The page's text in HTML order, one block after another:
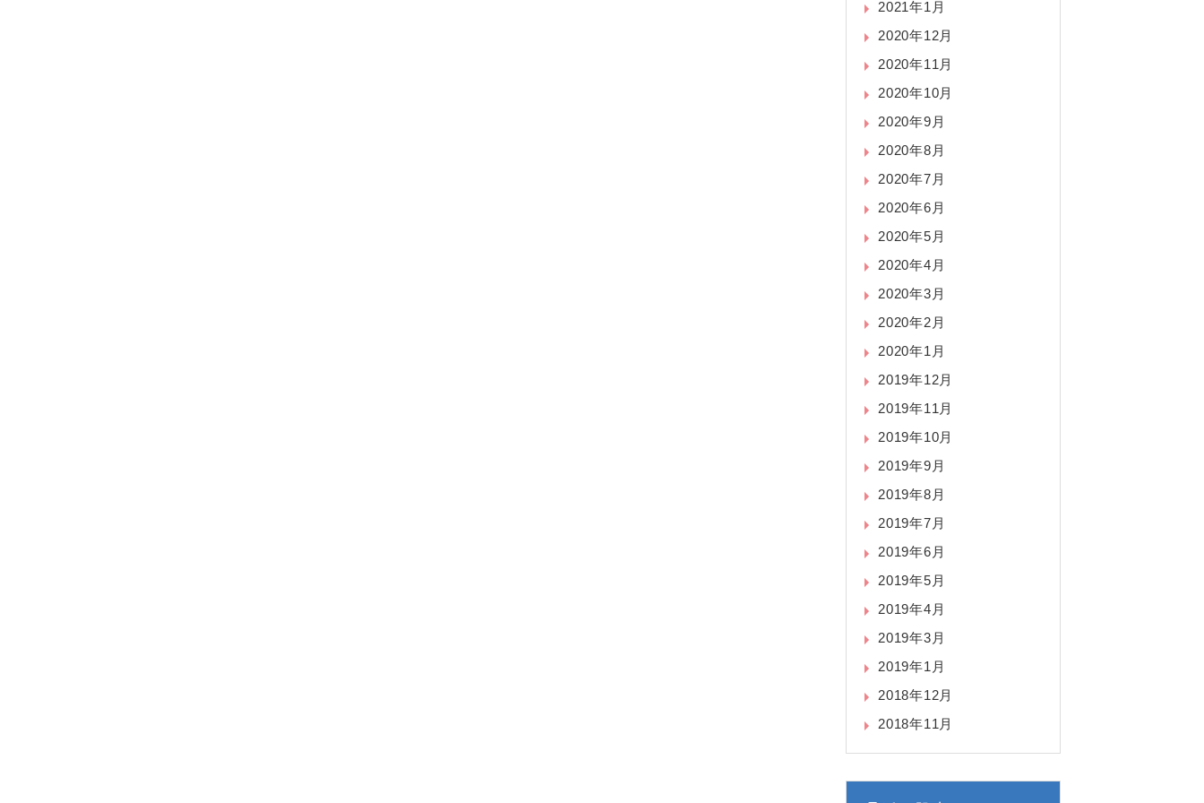
2021年1月
2020年12月
2020年11月
2020年10月
2020年9月
2020年8月
2020年7月
2020年6月
2020年5月
2020年4月
2020年3月
2020年2月
2020年1月
2019年12月
2019年11月
2019年10月
2019年9月
2019年8月
2019年7月
2019年6月
2019年5月
2019年4月
2019年3月
2019年1月
2018年12月
2018年11月